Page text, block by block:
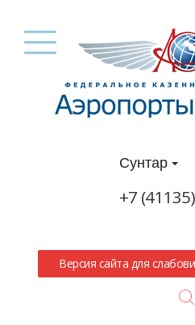
Сунтар
+7
Версия сайта для